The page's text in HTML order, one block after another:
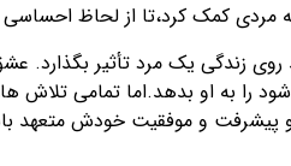
مردی کمک کرد،تا از لحاظ
زندگی یک مرد تأثیر بگذارد.
را به او بدهد.اما تمامی تلاش
و موفقیت خودش متعهد